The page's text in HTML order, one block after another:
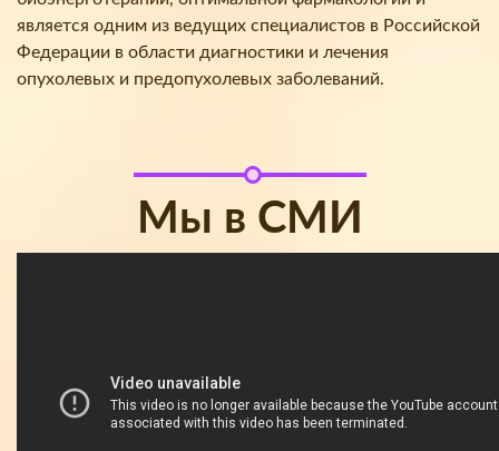
является одним из ведущих специалистов в Российской
Федерации в области диагностики и лечения
опухолевых и предопухолевых заболеваний.
Мы в СМИ